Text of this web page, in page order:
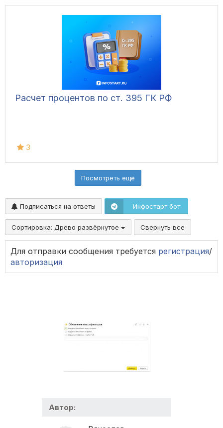
Расчет процентов по ст. 395 ГК РФ
3
Посмотреть ещё
Подписаться на ответы Инфостарт бот
Сортировка: Древо развёрнутое Свернуть все
Для отправки сообщения требуется регистрация/
авторизация
Автор: